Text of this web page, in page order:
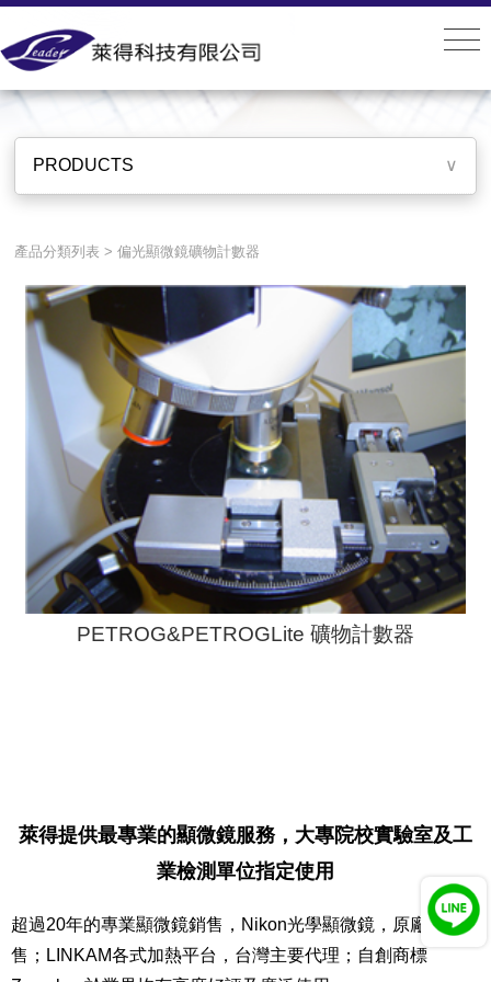
PRODUCTS
PRODUCTS ∨
產品分類列表 >偏光顯微鏡礦物計數器
PETROG&PETROGLite 礦物計數器
萊得提供最專業的顯微鏡服務，大專院校實驗室及工
業檢測單位指定使用
超過20年的專業顯微鏡銷售，Nikon光學顯微鏡，原廠授權販
售；LINKAM各式加熱平台，台灣主要代理；自創商標